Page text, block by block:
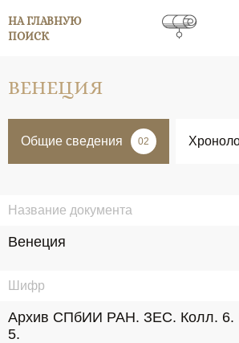
НА ГЛАВНУЮ
ПОИСК
ВЕНЕЦИЯ
Общие сведения 02
Название документа
Венеция
Шифр
Архив СПбИИ РАН. ЗЕС. Колл. 6.
5.